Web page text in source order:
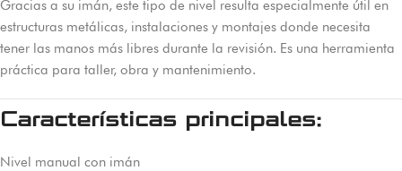
Gracias a su imán, este tipo de nivel resulta especialmente útil en
estructuras metálicas, instalaciones y montajes donde necesita
tener las manos más libres durante la revisión. Es una herramienta
práctica para taller, obra y mantenimiento.
Características principales:
Nivel manual con imán